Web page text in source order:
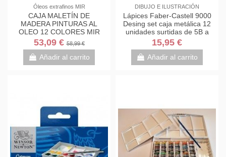
Óleos extrafinos MIR
CAJA MALETÍN DE
MADERA PINTURAS AL
OLEO 12 COLORES MIR
53,09 €58,99 €
Añadir al carrito
DIBUJO E ILUSTRACIÓN
Lápices Faber-Castell 9000
Desing set caja metálica 12
unidades surtidas de 5B a
5H
15,95 €
Añadir al carrito